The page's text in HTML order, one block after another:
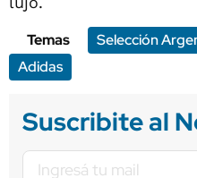
Temas
Selección
Adidas
Suscribite al